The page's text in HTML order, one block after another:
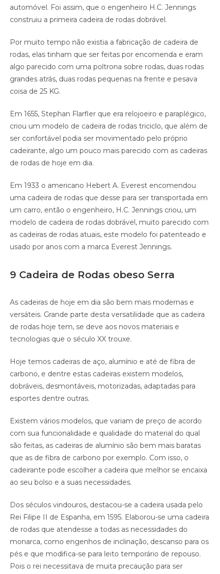
automóvel. Foi assim, que o engenheiro H.C. Jennings
construiu a primeira cadeira de rodas dobrável.
Por muito tempo não existia a fabricação de cadeira de
rodas, elas tinham que ser feitas por encomenda e eram
algo parecido com uma poltrona sobre rodas, duas rodas
grandes atrás, duas rodas pequenas na frente e pesava
coisa de 25 KG.
Em 1655, Stephan Flarfler que era relojoeiro e paraplégico,
criou um modelo de cadeira de rodas triciclo, que além de
ser confortável podia ser movimentado pelo próprio
cadeirante, algo um pouco mais parecido com as cadeiras
de rodas de hoje em dia.
Em 1933 o americano Hebert A. Everest encomendou
uma cadeira de rodas que desse para ser transportada em
um carro, então o engenheiro, H.C. Jennings criou, um
modelo de cadeira de rodas dobrável, muito parecido com
as cadeiras de rodas atuais, este modelo foi patenteado e
usado por anos com a marca Everest Jennings.
9 Cadeira de Rodas obeso Serra
As cadeiras de hoje em dia são bem mais modernas e
versáteis. Grande parte desta versatilidade que as cadeira
de rodas hoje tem, se deve aos novos materiais e
tecnologias que o século XX trouxe.
Hoje temos cadeiras de aço, alumínio e até de fibra de
carbono, e dentre estas cadeiras existem modelos,
dobráveis, desmontáveis, motorizadas, adaptadas para
esportes dentre outras.
Existem vários modelos, que variam de preço de acordo
com sua funcionalidade e qualidade do material do qual
são feitas, as cadeiras de alumínio são bem mais baratas
que as de fibra de carbono por exemplo. Com isso, o
cadeirante pode escolher a cadeira que melhor se encaixa
ao seu bolso e a suas necessidades.
Dos séculos vindouros, destacou-se a cadeira usada pelo
Rei Filipe II de Espanha, em 1595. Elaborou-se uma cadeira
de rodas que atendesse a todas as necessidades do
monarca, como engenhos de inclinação, descanso para os
pés e que modifica-se para leito temporário de repouso.
Pois o rei necessitava de muita precaução para ser